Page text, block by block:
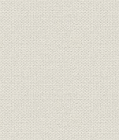
第四節 東
第五節
第六節 朝
第七節 支
第五章 ス